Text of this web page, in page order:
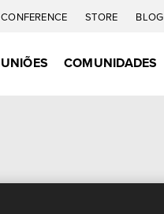
CONFERENCE STORE BLOG
COMUNIDADES